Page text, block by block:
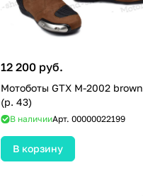
12 200 руб.
Мотоботы GTX M-2002 brown
(р. 43)
В наличииАрт. 00000022199
В корзину